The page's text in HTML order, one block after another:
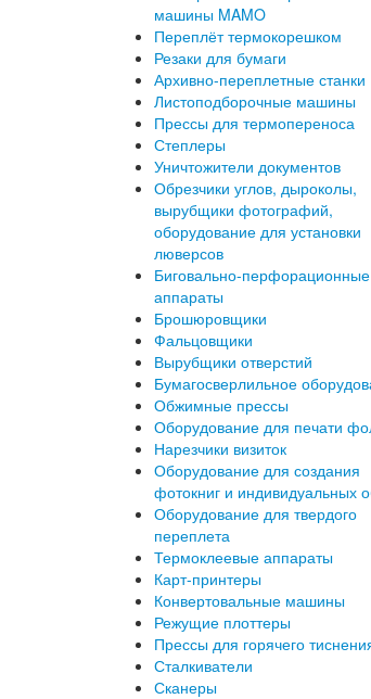
машины MAMO
Переплёт термокорешком
Резаки для бумаги
Архивно-переплетные станки
Листоподборочные машины
Прессы для термопереноса
Степлеры
Уничтожители документов
Обрезчики углов, дыроколы,
вырубщики фотографий,
оборудование для установки
люверсов
Биговально-перфорационные
аппараты
Брошюровщики
Фальцовщики
Вырубщики отверстий
Бумагосверлильное
Обжимные прессы
Оборудование для печати
Нарезчики визиток
Оборудование для создания
фотокниг и индивидуальных
Оборудование для твердого
переплета
Термоклеевые аппараты
Карт-принтеры
Конвертовальные машины
Режущие плоттеры
Прессы для горячего
Сталкиватели
Сканеры